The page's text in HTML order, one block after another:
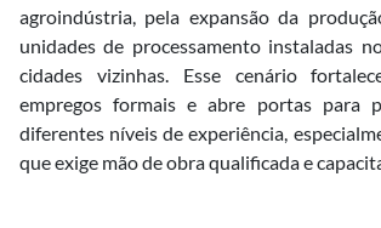
agroindústria, pela expansão da
unidades de processamento instaladas
cidades vizinhas. Esse cenário
empregos formais e abre portas para
diferentes níveis de experiência,
que exige mão de obra qualificada e